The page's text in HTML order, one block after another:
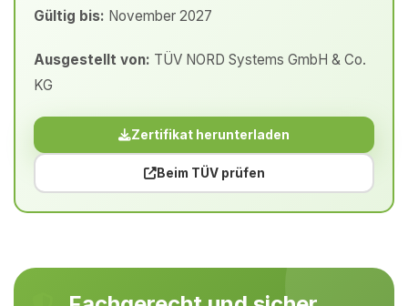
Gültig bis: November 2027
Ausgestellt von: TÜV NORD Systems GmbH & Co.
KG
Zertifikat herunterladen
Beim TÜV prüfen